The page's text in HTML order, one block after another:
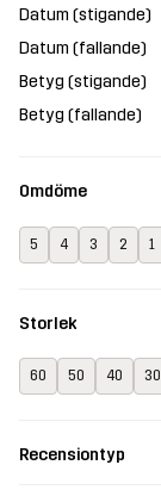
Datum (stigande)
Datum (fallande)
Betyg (stigande)
Betyg (fallande)
Omdöme
5 4 3 2 1
Storlek
60 50 40 30
Recensiontyp